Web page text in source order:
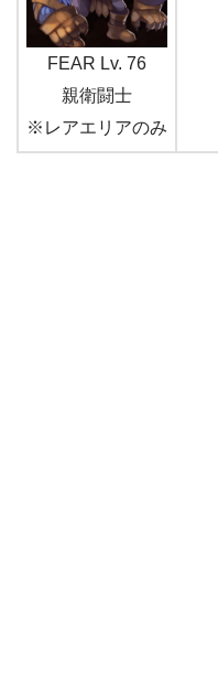
FEAR Lv. 76
親衛闘士
※レアエリアのみ